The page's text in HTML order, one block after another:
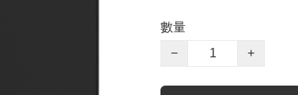
數量
−
+